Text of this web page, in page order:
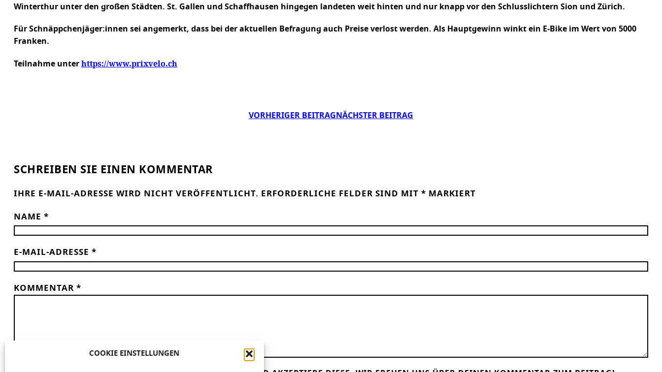
COOKIE EINSTELLUNGEN
Winterthur unter den großen Städten. St. Gallen und Schaffhausen hingegen landeten weit hinten und nur knapp vor den Schlusslichtern Sion und Zürich.
Für Schnäppchenjäger:innen sei angemerkt, dass bei der aktuellen Befragung auch Preise verlost werden. Als Hauptgewinn winkt ein E-Bike im Wert von 5000
Franken.
Teilnahme unter https://www.prixvelo.ch
VORHERIGER BEITRAG NÄCHSTER BEITRAG
SCHREIBEN SIE EINEN KOMMENTAR
IHRE E-MAIL-ADRESSE WIRD NICHT VERÖFFENTLICHT. ERFORDERLICHE FELDER SIND MIT * MARKIERT
NAME *
E-MAIL-ADRESSE *
KOMMENTAR *